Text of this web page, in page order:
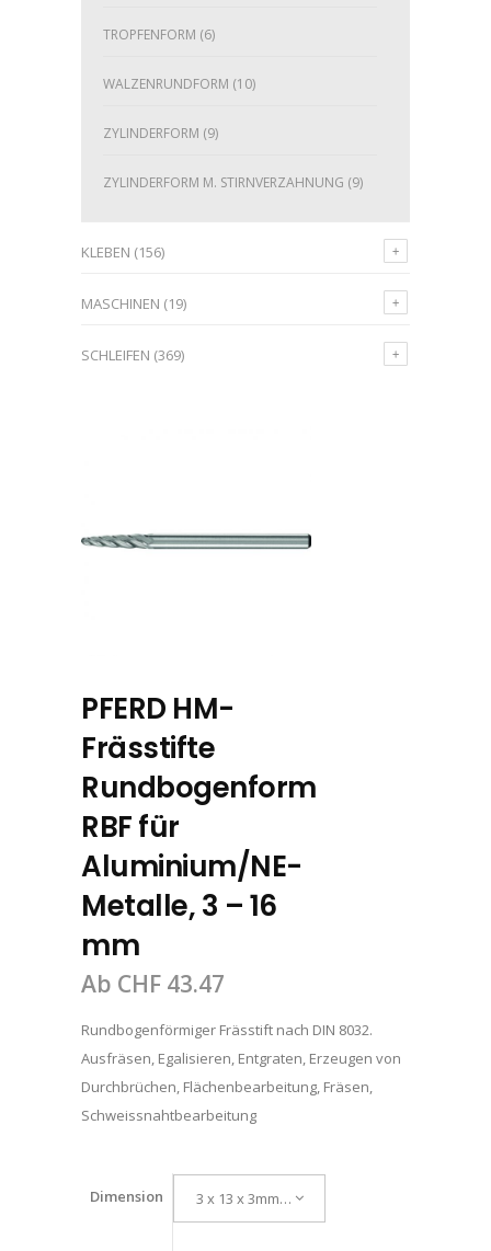
TROPFENFORM (6)
WALZENRUNDFORM (10)
ZYLINDERFORM (9)
ZYLINDERFORM M. STIRNVERZAHNUNG (9)
KLEBEN (156)
MASCHINEN (19)
SCHLEIFEN (369)
PFERD HM-
Frässtifte
Rundbogenform
RBF für
Aluminium/NE-
Metalle, 3 – 16
mm
Ab CHF 43.47
Rundbogenförmiger Frässtift nach DIN 8032.
Ausfräsen, Egalisieren, Entgraten, Erzeugen von
Durchbrüchen, Flächenbearbeitung, Fräsen,
Schweissnahtbearbeitung
Dimension 3 x 13 x 3mm / ALU